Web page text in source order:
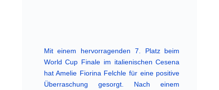
Mit einem hervorragenden 7. Platz beim
World Cup Finale im italienischen Cesena
hat Amelie Fiorina Felchle für eine positive
Überraschung gesorgt. Nach einem